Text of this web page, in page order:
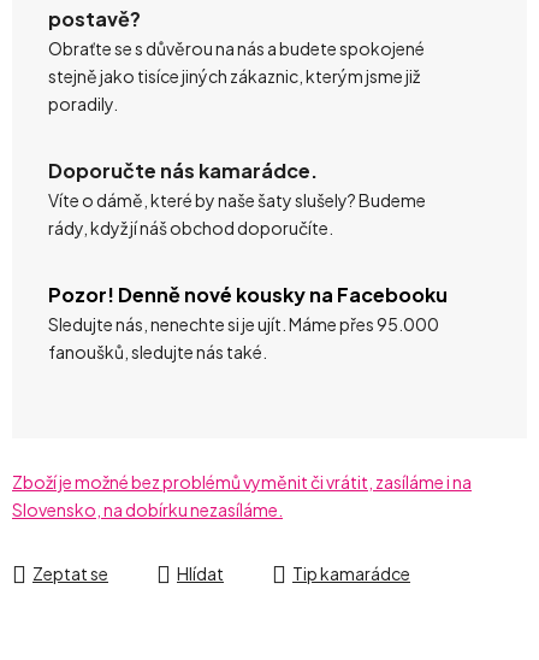
postavě?
Obraťte se s důvěrou na nás a budete spokojené
stejně jako tisíce jiných zákaznic, kterým jsme již
poradily.
Doporučte nás kamarádce.
Víte o dámě, které by naše šaty slušely? Budeme
rády, když jí náš obchod doporučíte.
Pozor! Denně nové kousky na Facebooku
Sledujte nás, nenechte si je ujít. Máme přes 95.000
fanoušků, sledujte nás také.
Zboží je možné bez problémů vyměnit či vrátit, zasíláme i na
Slovensko, na dobírku nezasíláme.
Zeptat se Hlídat Tip kamarádce